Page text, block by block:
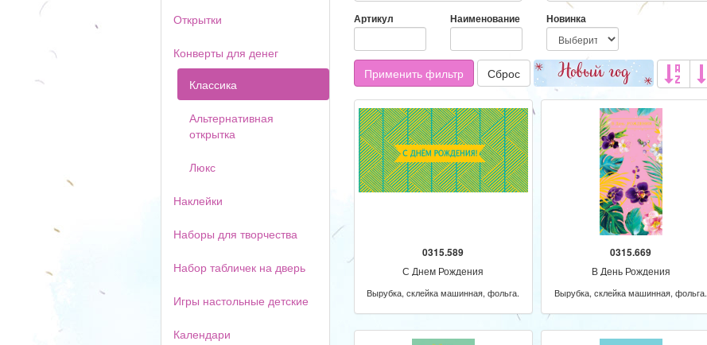
Открытки
Конверты для денег
Классика
Альтернативная
открытка
Люкс
Наклейки
Наборы для творчества
Набор табличек на дверь
Игры настольные детские
Календари
Артикул Наименование Новинка
Применить фильтр Сброс
0315.589
С Днем Рождения
Вырубка, склейка машинная, фольга.
0315.669
В День Рождения
Вырубка, склейка машинная, фольга.